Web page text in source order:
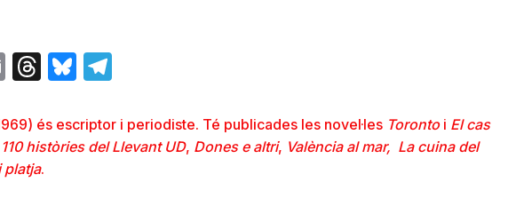
EmailThreads
Bluesky
és escriptor i periodiste. Té publicades les novel·les Torontoi El cas
110 històries del Llevant UD, Dones e altri, València al mar, La cuina del
platja.